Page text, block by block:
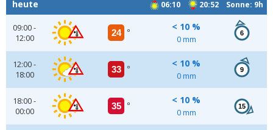
06:10 20:52 Sonne: 9h
heute
09:00 -
12:00
24 °
< 10 %
0 mm
6
12:00 -
18:00
33 °
< 10 %
0 mm
9
18:00 -
00:00
35 °
< 10 %
0 mm
15